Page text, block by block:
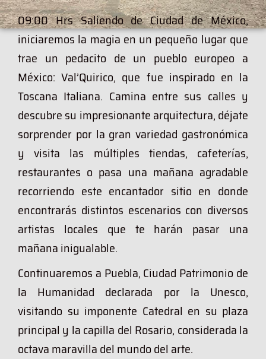
I
O
N
09:00 Hrs Saliendo de Ciudad de México,
iniciaremos la magia en un pequeño lugar que
trae un pedacito de un pueblo europeo a
México: Val’Quirico, que fue inspirado en la
Toscana Italiana. Camina entre sus calles y
descubre su impresionante arquitectura, déjate
sorprender por la gran variedad gastronómica
y visita las múltiples tiendas, cafeterías,
restaurantes o pasa una mañana agradable
recorriendo este encantador sitio en donde
encontrarás distintos escenarios con diversos
artistas locales que te harán pasar una
mañana inigualable.
Continuaremos a Puebla, Ciudad Patrimonio de
la Humanidad declarada por la Unesco,
visitando su imponente Catedral en su plaza
principal y la capilla del Rosario, considerada la
octava maravilla del mundo del arte.